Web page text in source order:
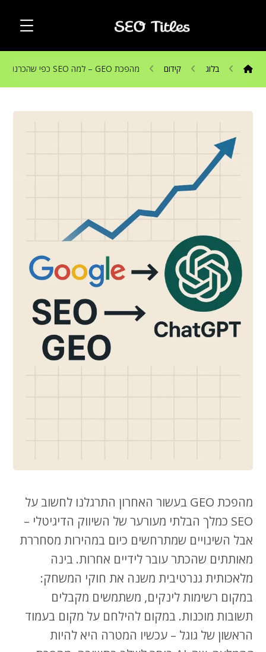
בלוג קידום מהפכת GEO – למה SEO כפי שהכרנו משתנה
מהפכת GEO בעשור האחרון התרגלנו לחשוב על
SEO כמלך הבלתי מעורער של השיווק הדיגיטלי –
אבל השינויים שמתרחשים כיום במהירות מסחררת
מאותתים שהכתר עובר לידיים אחרות. בינה
מלאכותית גנרטיבית משנה את חוקי המשחק:
במקום רשימות לינקים, משתמשים מקבלים
תשובות מוכנות. במקום להילחם על מקום בעמוד
הראשון של גוגל – עכשיו המטרה היא להיות